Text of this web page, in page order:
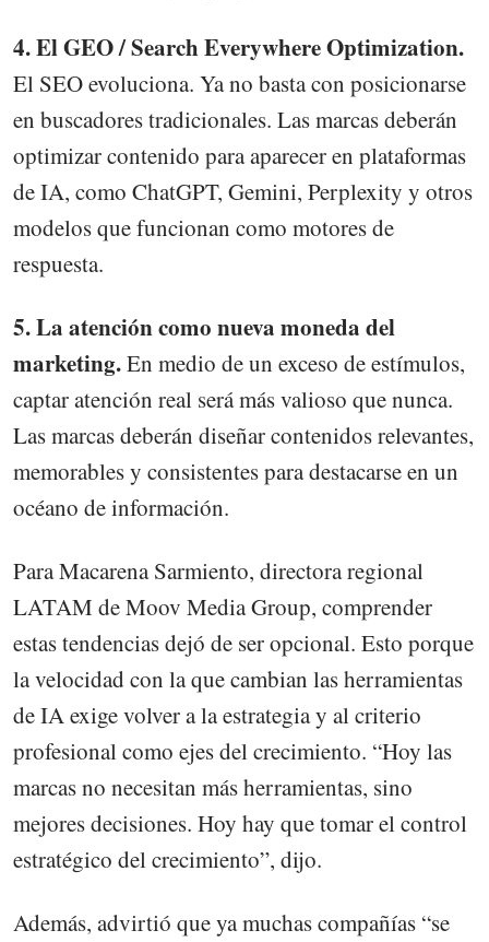
4. El GEO / Search Everywhere Optimization.
El SEO evoluciona. Ya no basta con posicionarse
en buscadores tradicionales. Las marcas deberán
optimizar contenido para aparecer en plataformas
de IA, como ChatGPT, Gemini, Perplexity y otros
modelos que funcionan como motores de
respuesta.
5. La atención como nueva moneda del
marketing.En medio de un exceso de estímulos,
captar atención real será más valioso que nunca.
Las marcas deberán diseñar contenidos relevantes,
memorables y consistentes para destacarse en un
océano de información.
Para Macarena Sarmiento, directora regional
LATAM de Moov Media Group, comprender
estas tendencias dejó de ser opcional. Esto porque
la velocidad con la que cambian las herramientas
de IA exige volver a la estrategia y al criterio
profesional como ejes del crecimiento. “Hoy las
marcas no necesitan más herramientas, sino
mejores decisiones. Hoy hay que tomar el control
estratégico del crecimiento”, dijo.
Además, advirtió que ya muchas compañías “se